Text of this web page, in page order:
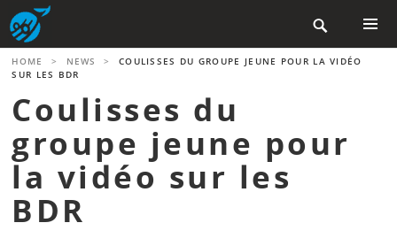
Aller
au
contenu
principal

MENU
HOME > NEWS >
COULISSES DU GROUPE JEUNE POUR LA VIDÉO
SUR LES BDR
Coulisses du
groupe jeune pour
la vidéo sur les
BDR